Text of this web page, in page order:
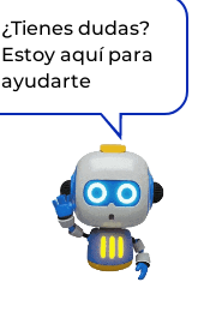
¿Tienes dudas?
Estoy aquí para
ayudarte